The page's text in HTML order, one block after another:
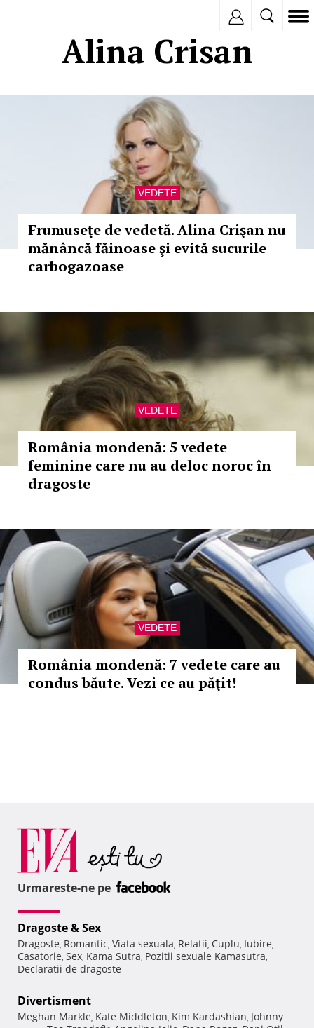
Alina Crisan
VEDETE
Frumuseţe de vedetă. Alina Crişan nu
mănâncă făinoase şi evită sucurile
carbogazoase
VEDETE
România mondenă: 5 vedete
feminine care nu au deloc noroc în
dragoste
VEDETE
România mondenă: 7 vedete care au
condus băute. Vezi ce au păţit!
Urmareste-ne pe
Dragoste & Sex
Dragoste, Romantic, Viata sexuala, Relatii, Cuplu, Iubire,
Casatorie, Sex, Kama Sutra, Pozitii sexuale Kamasutra,
Declaratii de dragoste
Divertisment
Meghan Markle, Kate Middleton, Kim Kardashian, Johnny